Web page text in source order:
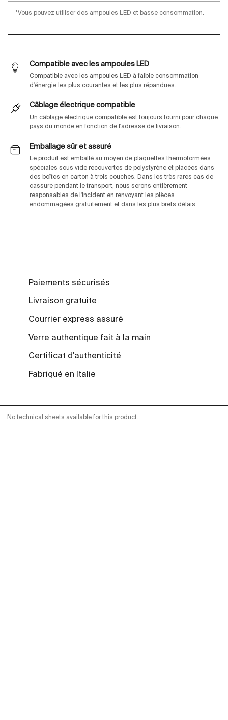
*Vous pouvez utiliser des ampoules LED et basse consommation.
Compatible avec les ampoules LED
Compatible avec les ampoules LED à faible consommation
d'énergie les plus courantes et les plus répandues.
Câblage électrique compatible
Un câblage électrique compatible est toujours fourni pour chaque
pays du monde en fonction de l'adresse de livraison.
Emballage sûr et assuré
Le produit est emballé au moyen de plaquettes thermoformées
spéciales sous vide recouvertes de polystyrène et placées dans
des boîtes en carton à trois couches. Dans les très rares cas de
cassure pendant le transport, nous serons entièrement
responsables de l'incident en renvoyant les pièces
endommagées gratuitement et dans les plus brefs délais.
Paiements sécurisés
Livraison gratuite
Courrier express assuré
Verre authentique fait à la main
Certificat d'authenticité
Fabriqué en Italie
No technical sheets available for this product.